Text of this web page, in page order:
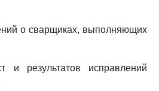
о сварщиках, выполняющих
и результатов исправлений